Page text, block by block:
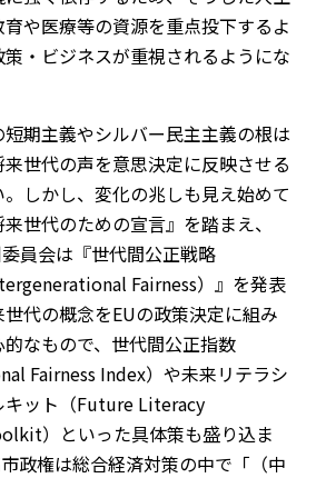
や医療等の資源を重点投下するよ
・ビジネスが重視されるようにな
期主義やシルバー民主主義の根は
世代の声を意思決定に反映させる
しかし、変化の兆しも見え始めて
世代のための宣言』を踏まえ、
員会は『世代間公正戦略
Fairness）』を発表
代の概念をEUの政策決定に組み
なもので、世代間公正指数
Fairness Index）や未来リテラシ
キット（Future Literacy
）といった具体策も盛り込ま
政権は総合経済対策の中で「（中